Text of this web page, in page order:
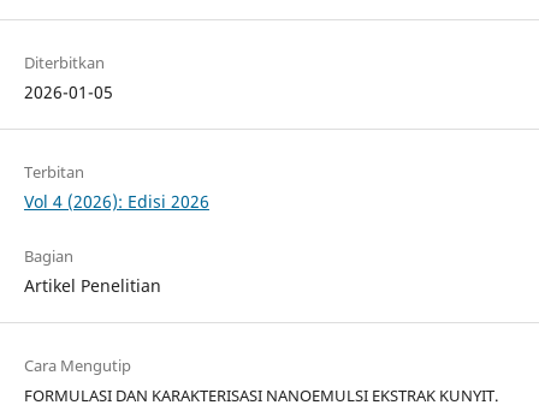
Diterbitkan
2026-01-05
Terbitan
Vol 4 (2026): Edisi 2026
Bagian
Artikel Penelitian
Cara Mengutip
FORMULASI DAN KARAKTERISASI NANOEMULSI EKSTRAK KUNYIT.